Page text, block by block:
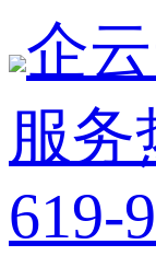
企
服务
619-